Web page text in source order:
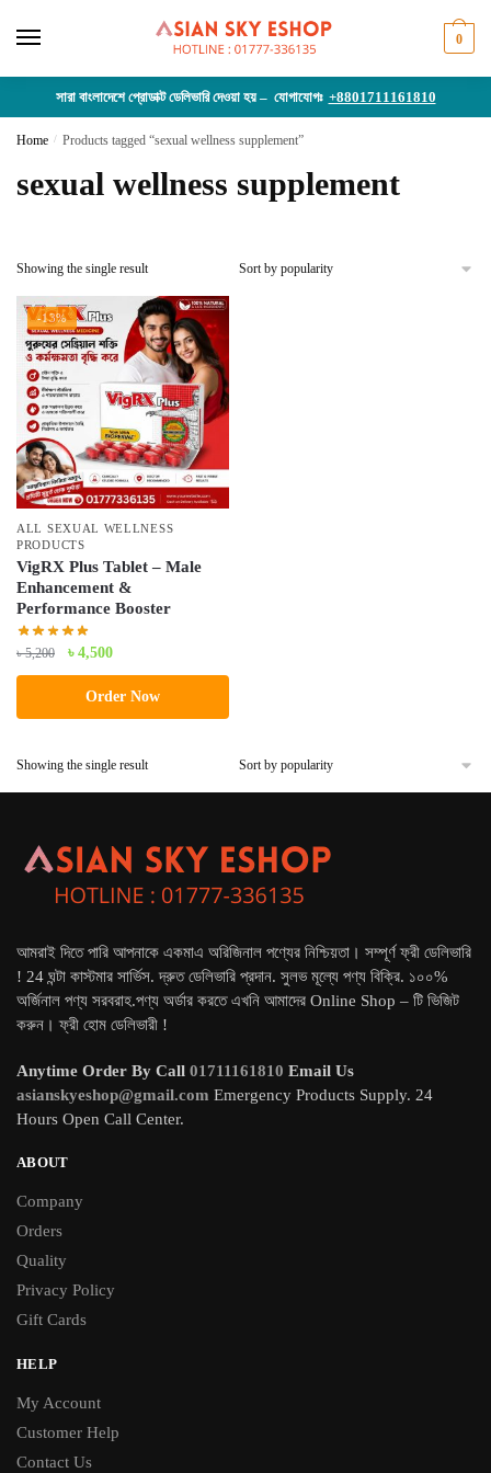
0
সারা বাংলাদেশে প্রোডাক্ট ডেলিভারি দেওয়া হয় – যোগাযোগঃ +8801711161810
Home / Products tagged “sexual wellness supplement”
sexual wellness supplement
Showing the single result
-13%
ALL SEXUAL WELLNESS
PRODUCTS
VigRX Plus Tablet – Male
Enhancement &
Performance Booster
৳5,200
Original
price
was:
৳ 5,200.
৳ 4,500Current
price
is:
৳ 4,500.
Order Now
Showing the single result
আমরাই দিতে পারি আপনাকে একমাএ অরিজিনাল পণ্যের নিশ্চিয়তা। সম্পূর্ণ ফ্রী ডেলিভারি
! 24 ঘন্টা কাস্টমার সার্ভিস. দ্রুত ডেলিভারি প্রদান. সুলভ মূল্যে পণ্য বিক্রি. ১০০%
অর্জিনাল পণ্য সরবরাহ.পণ্য অর্ডার করতে এখনি আমাদের Online Shop – টি ভিজিট
করুন। ফ্রী হোম ডেলিভারী !
Anytime Order By Call 01711161810 Email Us
asianskyeshop@gmail.com Emergency Products Supply. 24
Hours Open Call Center.
ABOUT
Company
Orders
Quality
Privacy Policy
Gift Cards
HELP
My Account
Customer Help
Contact Us